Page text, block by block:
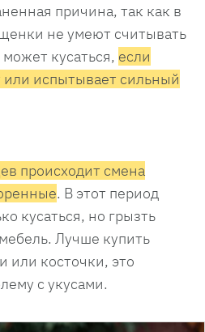
причина, так как в
не умеют считывать
кусаться, если
или испытывает сильный
происходит смена
. В этот период
кусаться, но грызть
Лучше купить
или косточки, это
с укусами.